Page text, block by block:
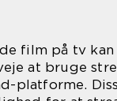
film på tv
at bruge
platforme.